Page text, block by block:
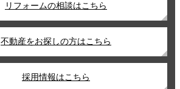
リフォームの相談はこちら
不動産をお探しの方はこちら
採用情報はこちら